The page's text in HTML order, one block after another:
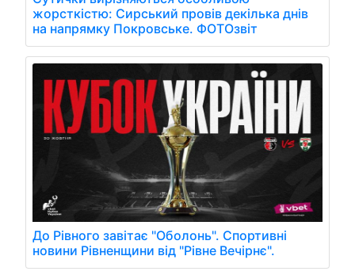
жорсткістю: Сирський провів декілька днів
на напрямку Покровське. ФОТОзвіт
До Рівного завітає "Оболонь". Спортивні
новини Рівненщини від "Рівне Вечірнє".